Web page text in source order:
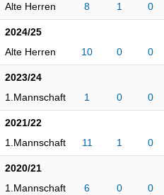
Alte Herren
8 1 0
2024/25
Alte Herren
10 0 0
2023/24
1.Mannschaft
1 0 0
2021/22
1.Mannschaft
11 1 0
2020/21
1.Mannschaft
6 0 0